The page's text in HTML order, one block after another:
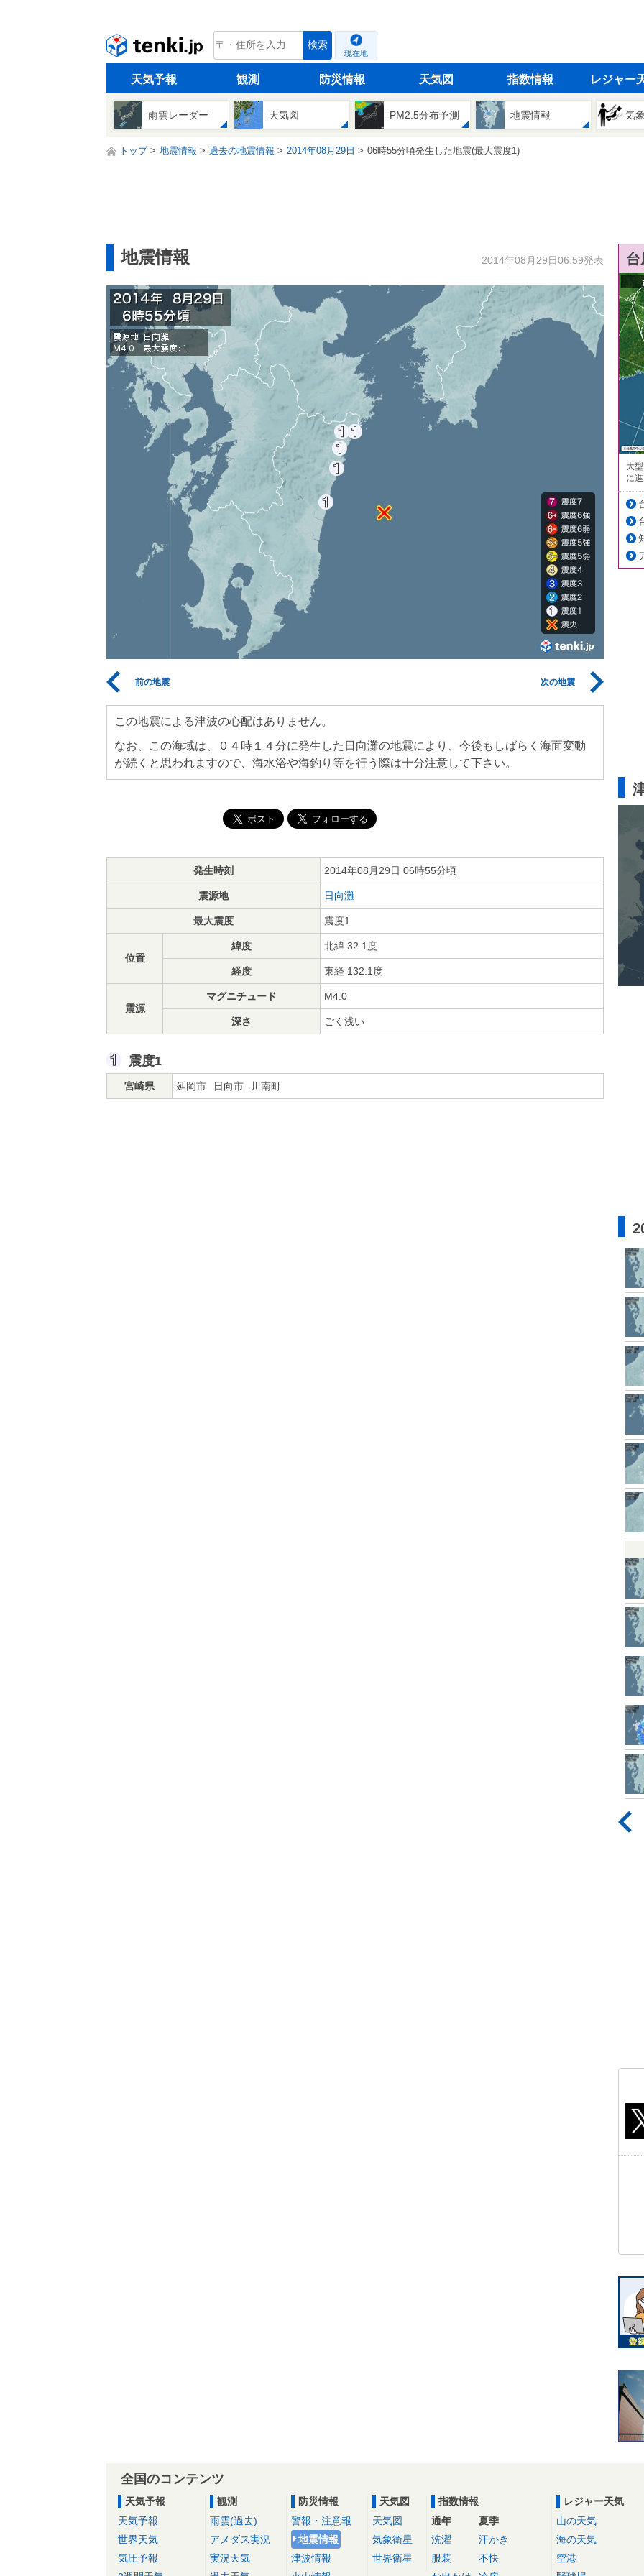
tenki.jp 検索
現在地
天気予報 観測 防災情報 天気図 指数情報 レジャー
雨雲レーダー 天気図 PM2.5分布予測 地震情報 気
トップ 地震情報 過去の地震情報 2014年08月29日 06時55分頃発生した地震(最大震度1)
地震情報 2014年08月29日06:59発表
前の地震 次の地震
この地震による津波の心配はありません。
なお、この海域は、０４時１４分に発生した日向灘の地震により、今後もしばらく海面変動
が続くと思われますので、海水浴や海釣り等を行う際は十分注意して下さい。
発生時刻 2014年08月29日 06時55分頃
震源地 日向灘
最大震度 震度1
位置
緯度 北緯 32.1度
経度 東経 132.1度
震源
マグニチュード M4.0
深さ ごく浅い
震度1
宮崎県 延岡市 日向市 川南町
大
に
全国のコンテンツ
天気予報
天気予報
世界天気
気圧予報
観測
雨雲(過去)
アメダス実況
実況天気
防災情報
警報・注意報
地震情報
津波情報
天気図
天気図
気象衛星
世界衛星
指数情報
通年
洗濯
服装
夏季
汗かき
不快
レジャー天気
山の天気
海の天気
空港